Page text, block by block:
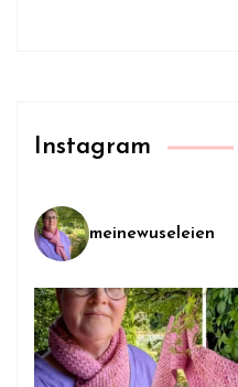
Instagram
meinewuseleien